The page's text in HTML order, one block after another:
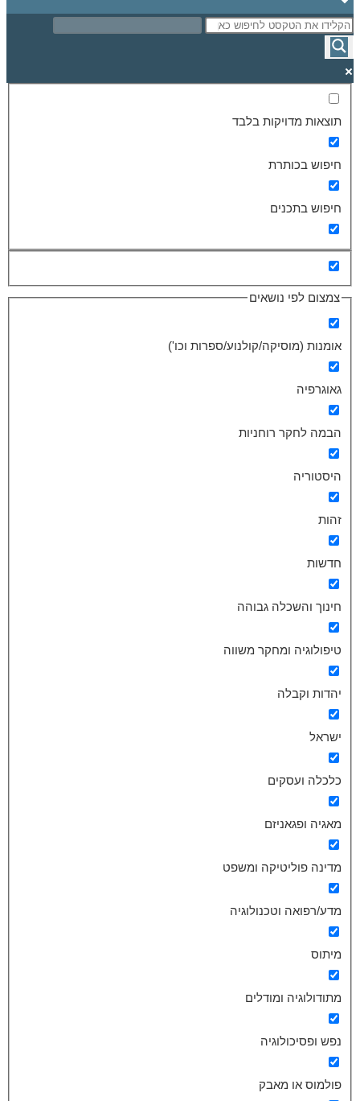
תוצאות מדויקות בלבד
חיפוש בכותרת
חיפוש בתכנים
צמצום לפי נושאים
אומנות (מוסיקה/קולנוע/ספרות וכו')
גאוגרפיה
הבמה לחקר רוחניות
היסטוריה
זהות
חדשות
חינוך והשכלה גבוהה
טיפולוגיה ומחקר משווה
יהדות וקבלה
ישראל
כלכלה ועסקים
מאגיה ופגאניזם
מדינה פוליטיקה ומשפט
מדע/רפואה וטכנולוגיה
מיתוס
מתודולוגיה ומודלים
נפש ופסיכולוגיה
פולמוס או מאבק